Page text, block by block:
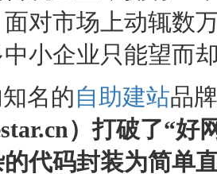
对市场上动辄数
小企业只能望而
名的自助建站品
）打破了“
代码封装为简单